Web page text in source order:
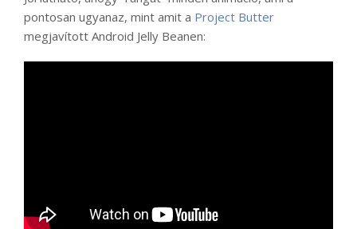
pontosan ugyanaz, mint amit a Project Butter
megjavított Android Jelly Beanen: